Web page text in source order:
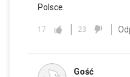
Polsce.
17 23
Gość